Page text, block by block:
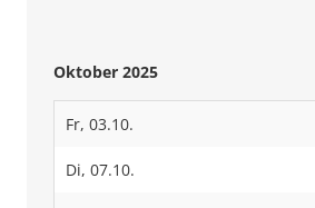
Oktober 2025
Fr, 03.10.
Di, 07.10.